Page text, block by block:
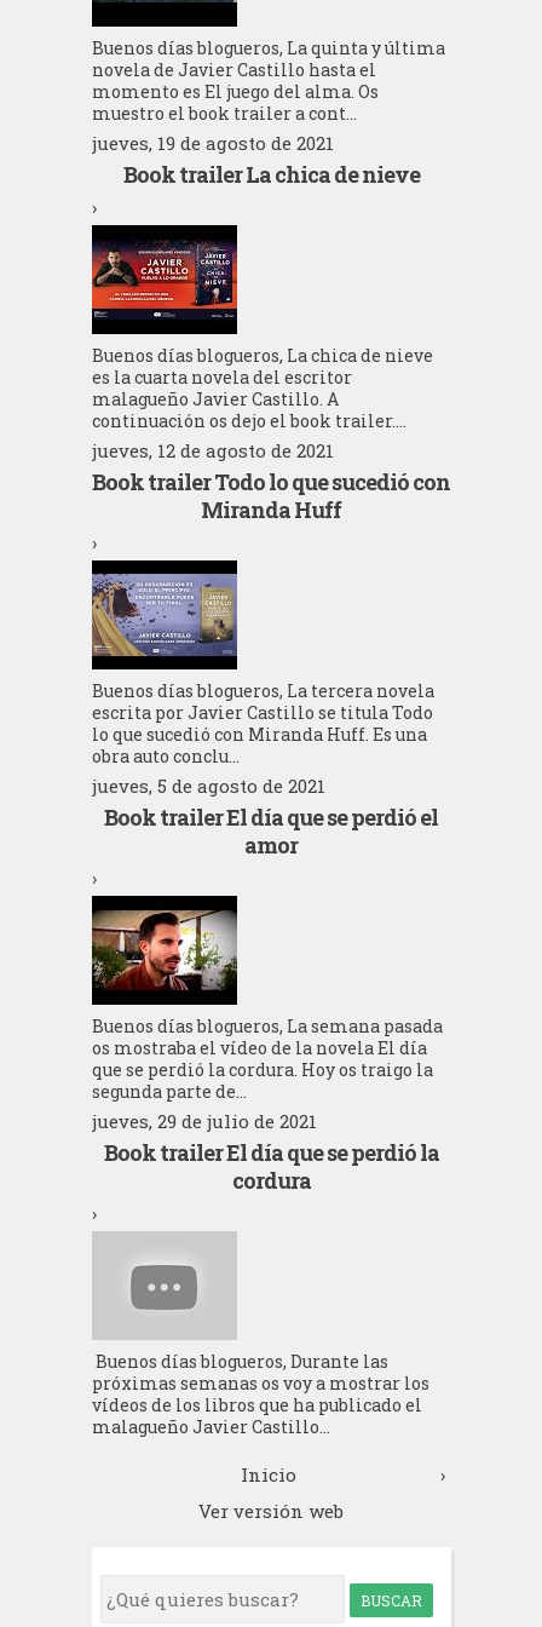
Buenos días blogueros, La quinta y última
novela de Javier Castillo hasta el
momento es El juego del alma. Os
muestro el book trailer a cont...
jueves, 19 de agosto de 2021
Book trailer La chica de nieve
›
Buenos días blogueros, La chica de nieve
es la cuarta novela del escritor
malagueño Javier Castillo. A
continuación os dejo el book trailer....
jueves, 12 de agosto de 2021
Book trailer Todo lo que sucedió con
Miranda Huff
›
Buenos días blogueros, La tercera novela
escrita por Javier Castillo se titula Todo
lo que sucedió con Miranda Huff. Es una
obra auto conclu...
jueves, 5 de agosto de 2021
Book trailer El día que se perdió el
amor
›
Buenos días blogueros, La semana pasada
os mostraba el vídeo de la novela El día
que se perdió la cordura. Hoy os traigo la
segunda parte de...
jueves, 29 de julio de 2021
Book trailer El día que se perdió la
cordura
›
Buenos días blogueros, Durante las
próximas semanas os voy a mostrar los
vídeos de los libros que ha publicado el
malagueño Javier Castillo...
›
Inicio
Ver versión web
S